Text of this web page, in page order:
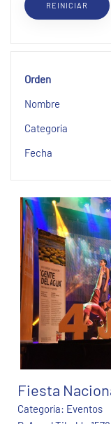
Orden
Nombre
Categoría
Fecha
Fiesta
Categoría: Eventos